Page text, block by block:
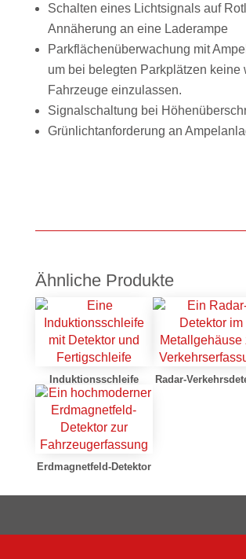
Schalten eines Lichtsignals auf
Annäherung an eine Laderampe
Parkflächenüberwachung mit
um bei belegten Parkplätzen keine
Fahrzeuge einzulassen.
Signalschaltung bei
Grünlichtanforderung an
Ähnliche Produkte
Induktionsschleife Radar-
Erdmagnetfeld-Detektor